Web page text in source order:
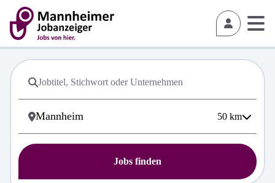
50 km
Jobs finden